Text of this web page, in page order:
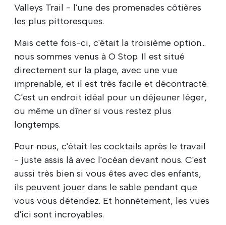
Valleys Trail - l'une des promenades côtières
les plus pittoresques.
Mais cette fois-ci, c'était la troisième option...
nous sommes venus à O Stop. Il est situé
directement sur la plage, avec une vue
imprenable, et il est très facile et décontracté.
C'est un endroit idéal pour un déjeuner léger,
ou même un dîner si vous restez plus
longtemps.
Pour nous, c'était les cocktails après le travail
- juste assis là avec l'océan devant nous. C'est
aussi très bien si vous êtes avec des enfants,
ils peuvent jouer dans le sable pendant que
vous vous détendez. Et honnêtement, les vues
d'ici sont incroyables.